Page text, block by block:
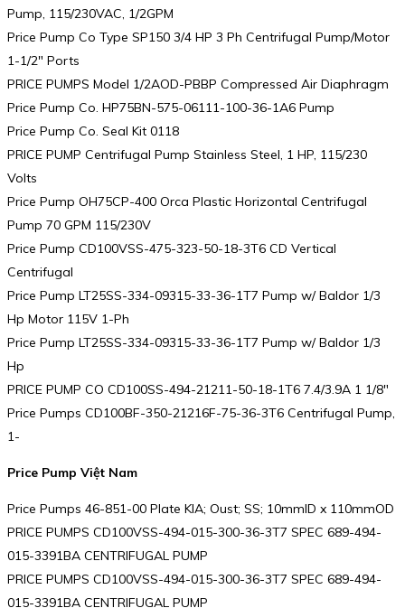
Pump, 115/230VAC, 1/2GPM
Price Pump Co Type SP150 3/4 HP 3 Ph Centrifugal Pump/Motor
1-1/2″ Ports
PRICE PUMPS Model 1/2AOD-PBBP Compressed Air Diaphragm
Price Pump Co. HP75BN-575-06111-100-36-1A6 Pump
Price Pump Co. Seal Kit 0118
PRICE PUMP Centrifugal Pump Stainless Steel, 1 HP, 115/230
Volts
Price Pump OH75CP-400 Orca Plastic Horizontal Centrifugal
Pump 70 GPM 115/230V
Price Pump CD100VSS-475-323-50-18-3T6 CD Vertical
Centrifugal
Price Pump LT25SS-334-09315-33-36-1T7 Pump w/ Baldor 1/3
Hp Motor 115V 1-Ph
Price Pump LT25SS-334-09315-33-36-1T7 Pump w/ Baldor 1/3
Hp
PRICE PUMP CO CD100SS-494-21211-50-18-1T6 7.4/3.9A 1 1/8″
Price Pumps CD100BF-350-21216F-75-36-3T6 Centrifugal Pump,
1-
Price Pump Việt Nam
Price Pumps 46-851-00 Plate KIA; Oust; SS; 10mmID x 110mmOD
PRICE PUMPS CD100VSS-494-015-300-36-3T7 SPEC 689-494-
015-3391BA CENTRIFUGAL PUMP
PRICE PUMPS CD100VSS-494-015-300-36-3T7 SPEC 689-494-
015-3391BA CENTRIFUGAL PUMP